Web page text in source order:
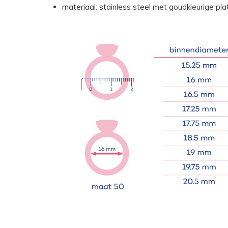
materiaal: stainless steel met goudkleurige